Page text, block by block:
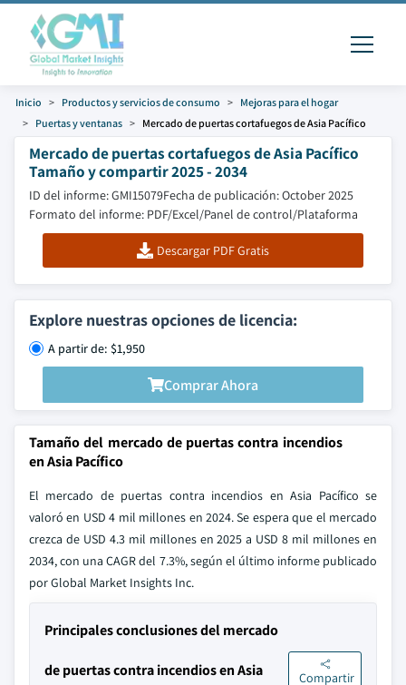
Inicio Productos y servicios de consumo
Mejoras para el hogar
Puertas y ventanas
Mercado de puertas cortafuegos de Asia Pacífico
Mercado de puertas cortafuegos de Asia Pacífico
Tamaño y compartir 2025 - 2034
ID del informe: GMI15079Fecha de publicación: October 2025
Formato del informe: PDF/Excel/Panel de control/Plataforma
Descargar PDF Gratis
Explore nuestras opciones de licencia:
A partir de: $1,950
Comprar Ahora
Tamaño del mercado de puertas contra incendios
en Asia Pacífico
El mercado de puertas contra incendios en Asia Pacífico se
valoró en USD 4 mil millones en 2024. Se espera que el mercado
crezca de USD 4.3 mil millones en 2025 a USD 8 mil millones en
2034, con una CAGR del 7.3%, según el último informe publicado
por Global Market Insights Inc.
Principales conclusiones del mercado
de puertas contra incendios en Asia Compartir